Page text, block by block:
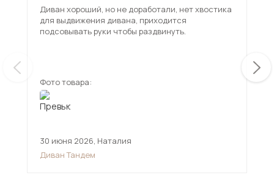
Диван хороший, но не доработали, нет хвостика
для выдвижения дивана, приходится
подсовывать руки чтобы раздвинуть.
Фото товара:
30 июня 2026, Наталия
Диван Тандем